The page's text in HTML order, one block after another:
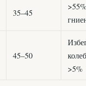
35–45
45–50
>5%